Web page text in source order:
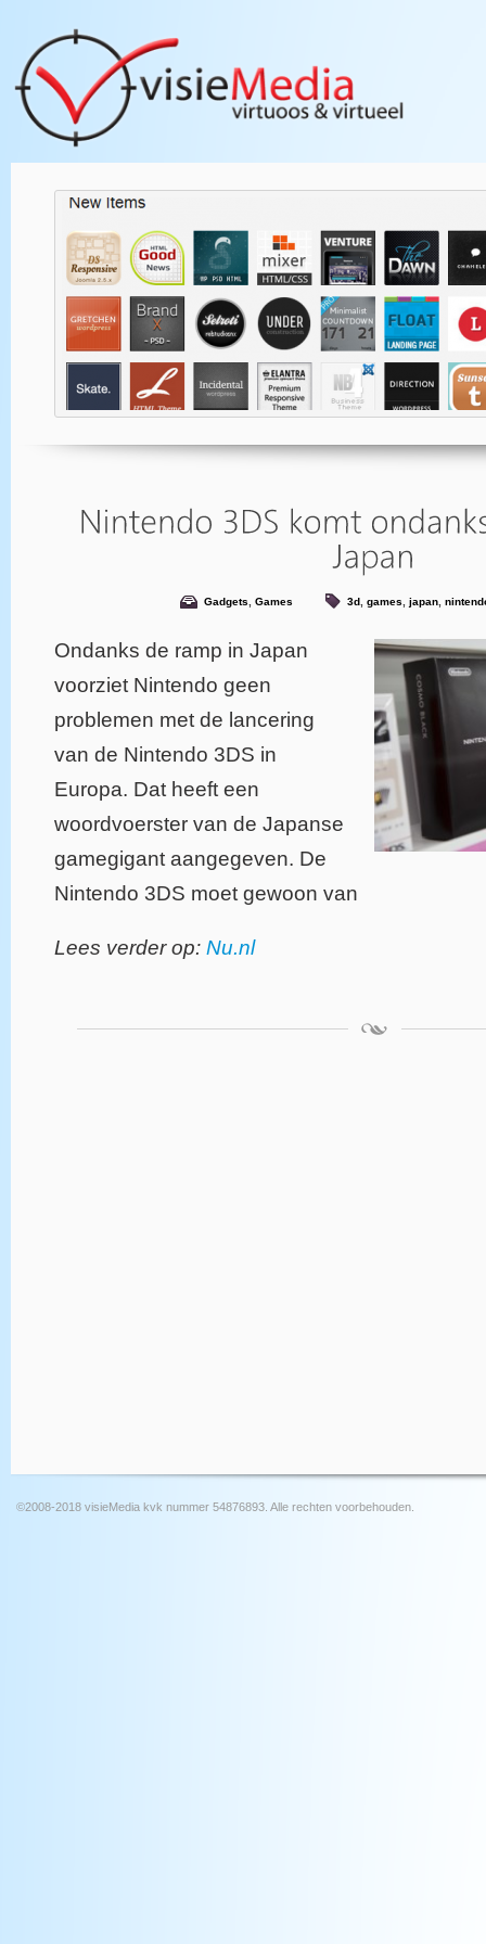
Gadgets Games 3d games japan
Ondanks de ramp in Japan
voorziet Nintendo geen
problemen met de lancering
van de Nintendo 3DS in
Europa. Dat heeft een
woordvoerster van de Japanse
gamegigant aangegeven. De
Nintendo 3DS moet gewoon van
Lees verder op: Nu.nl
©2008-2018 visieMedia kvk nummer 54876893. Alle rechten voorbehouden.